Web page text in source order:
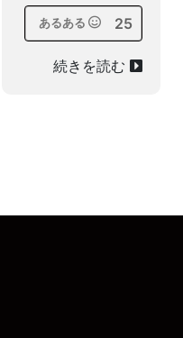
あるある 25
続きを読む